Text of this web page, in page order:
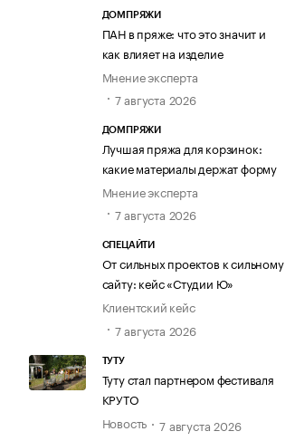
ДОМПРЯЖИ
ПАН в пряже: что это значит и
как влияет на изделие
Мнение эксперта
7 августа 2026
ДОМПРЯЖИ
Лучшая пряжа для корзинок:
какие материалы держат форму
Мнение эксперта
7 августа 2026
СПЕЦАЙТИ
От сильных проектов к сильному
сайту: кейс «Студии Ю»
Клиентский кейс
7 августа 2026
ТУТУ
Туту стал партнером фестиваля
КРУТО
Новость
7 августа 2026